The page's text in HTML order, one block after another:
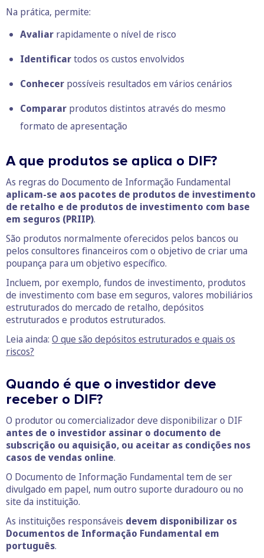
Na prática, permite:
Avaliar rapidamente o nível de risco
Identificartodos os custos envolvidos
Conhecer possíveis resultados em vários cenários
Comparar produtos distintos através do mesmo
formato de apresentação
A que produtos se aplica o DIF?
As regras do Documento de Informação Fundamental
aplicam-se aos pacotes de produtos de investimento
de retalho e de produtos de investimento com base
em seguros (PRIIP).
São produtos normalmente oferecidos pelos bancos ou
pelos consultores financeiros com o objetivo de criar uma
poupança para um objetivo específico.
Incluem, por exemplo, fundos de investimento, produtos
de investimento com base em seguros, valores mobiliários
estruturados do mercado de retalho, depósitos
estruturados e produtos estruturados.
Leia ainda: O que são depósitos estruturados e quais os
riscos?
Quando é que o investidor deve
receber o DIF?
O produtor ou comercializador deve disponibilizar o DIF
antes de o investidor assinar o documento de
subscrição ou aquisição, ou aceitar as condições nos
casos de vendas online.
O Documento de Informação Fundamental tem de ser
divulgado em papel, num outro suporte duradouro ou no
site da instituição.
As instituições responsáveis devem disponibilizar os
Documentos de Informação Fundamental em
português.